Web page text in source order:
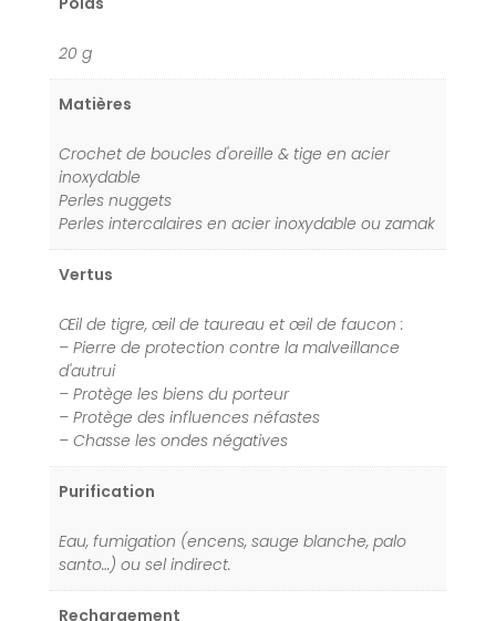
20 g
Matières
Crochet de boucles d'oreille & tige en acier
inoxydable
Perles nuggets
Perles intercalaires en acier inoxydable ou zamak
Vertus
Œil de tigre, œil de taureau et œil de faucon :
– Pierre de protection contre la malveillance
d'autrui
– Protège les biens du porteur
– Protège des influences néfastes
– Chasse les ondes négatives
Purification
Eau, fumigation (encens, sauge blanche, palo
santo…) ou sel indirect.
Rechargement